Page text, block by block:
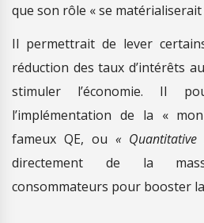
que son rôle « se
Il permettrait de lever
réduction des taux d’intérêts
stimuler l’économie. Il
l’implémentation de la «
fameux QE, ou « Quantitative
directement de la
consommateurs pour booster